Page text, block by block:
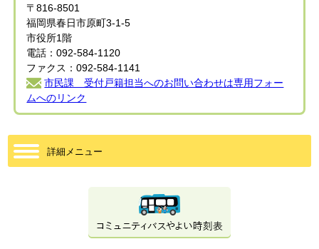
〒816-8501
福岡県春日市原町3-1-5
市役所1階
電話：092-584-1120
ファクス：092-584-1141
市民課 受付戸籍担当へのお問い合わせは専用フォー
ムへのリンク
詳細メニュー